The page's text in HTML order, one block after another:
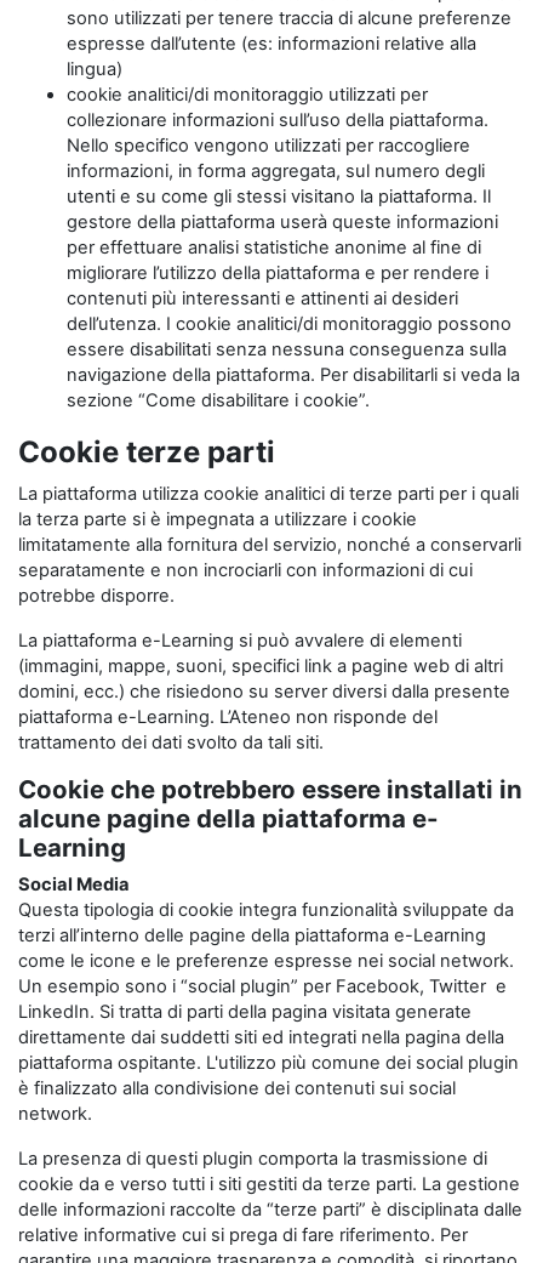
sono utilizzati per tenere traccia di alcune preferenze
espresse dall’utente (es: informazioni relative alla
lingua)
cookie analitici/di monitoraggio utilizzati per
collezionare informazioni sull’uso della piattaforma.
Nello specifico vengono utilizzati per raccogliere
informazioni, in forma aggregata, sul numero degli
utenti e su come gli stessi visitano la piattaforma. Il
gestore della piattaforma userà queste informazioni
per effettuare analisi statistiche anonime al fine di
migliorare l’utilizzo della piattaforma e per rendere i
contenuti più interessanti e attinenti ai desideri
dell’utenza. I cookie analitici/di monitoraggio possono
essere disabilitati senza nessuna conseguenza sulla
navigazione della piattaforma. Per disabilitarli si veda la
sezione “Come disabilitare i cookie”.
Cookie terze parti
La piattaforma utilizza cookie analitici di terze parti per i quali
la terza parte si è impegnata a utilizzare i cookie
limitatamente alla fornitura del servizio, nonché a conservarli
separatamente e non incrociarli con informazioni di cui
potrebbe disporre.
La piattaforma e-Learning si può avvalere di elementi
(immagini, mappe, suoni, specifici link a pagine web di altri
domini, ecc.) che risiedono su server diversi dalla presente
piattaforma e-Learning. L’Ateneo non risponde del
trattamento dei dati svolto da tali siti.
Cookie che potrebbero essere installati in
alcune pagine della piattaforma e-
Learning
Social Media
Questa tipologia di cookie integra funzionalità sviluppate da
terzi all’interno delle pagine della piattaforma e-Learning
come le icone e le preferenze espresse nei social network.
Un esempio sono i “social plugin” per Facebook, Twitter e
LinkedIn. Si tratta di parti della pagina visitata generate
direttamente dai suddetti siti ed integrati nella pagina della
piattaforma ospitante. L'utilizzo più comune dei social plugin
è finalizzato alla condivisione dei contenuti sui social
network.
La presenza di questi plugin comporta la trasmissione di
cookie da e verso tutti i siti gestiti da terze parti. La gestione
delle informazioni raccolte da “terze parti” è disciplinata dalle
relative informative cui si prega di fare riferimento. Per